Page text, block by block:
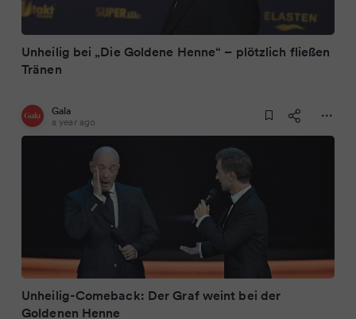
Unheilig bei „Die Goldene Henne“ – plötzlich fließen
Tränen
Gala
a year ago
Unheilig-Comeback: Der Graf weint bei der
Goldenen Henne